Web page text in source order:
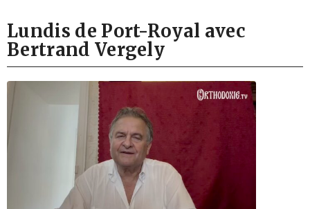
Lundis de Port-Royal avec
Bertrand Vergely